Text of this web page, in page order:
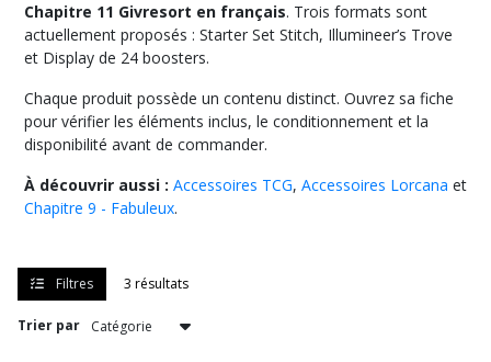
Chapitre 11 Givresort en français. Trois formats sont
actuellement proposés : Starter Set Stitch, Illumineer’s Trove
et Display de 24 boosters.
Chaque produit possède un contenu distinct. Ouvrez sa fiche
pour vérifier les éléments inclus, le conditionnement et la
disponibilité avant de commander.
À découvrir aussi : Accessoires TCG, Accessoires Lorcana et
Chapitre 9 - Fabuleux.
Filtres 3 résultats
Trier par